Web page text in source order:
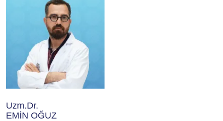
Uzm.Dr.
EMİN OĞUZ